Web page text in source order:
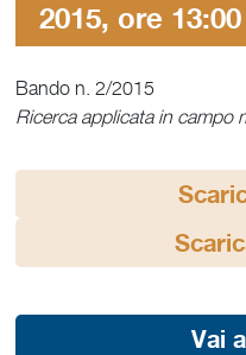
2015, ore 13:00
Bando n. 2/2015
Ricerca applicata in campo
Vai